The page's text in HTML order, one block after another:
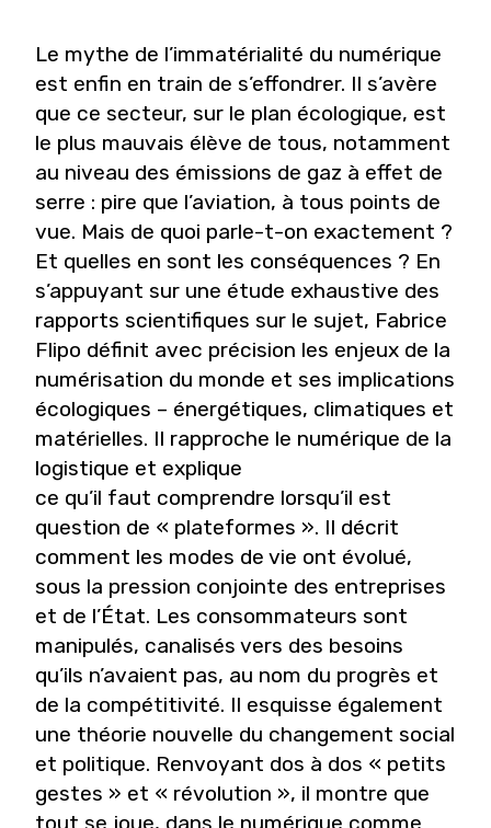
Le mythe de l’immatérialité du numérique
est enfin en train de s’effondrer. Il s’avère
que ce secteur, sur le plan écologique, est
le plus mauvais élève de tous, notamment
au niveau des émissions de gaz à effet de
serre : pire que l’aviation, à tous points de
vue. Mais de quoi parle-t-on exactement ?
Et quelles en sont les conséquences ? En
s’appuyant sur une étude exhaustive des
rapports scientifiques sur le sujet, Fabrice
Flipo définit avec précision les enjeux de la
numérisation du monde et ses implications
écologiques – énergétiques, climatiques et
matérielles. Il rapproche le numérique de la
logistique et explique
ce qu’il faut comprendre lorsqu’il est
question de « plateformes ». Il décrit
comment les modes de vie ont évolué,
sous la pression conjointe des entreprises
et de l’État. Les consommateurs sont
manipulés, canalisés vers des besoins
qu’ils n’avaient pas, au nom du progrès et
de la compétitivité. Il esquisse également
une théorie nouvelle du changement social
et politique. Renvoyant dos à dos « petits
gestes » et « révolution », il montre que